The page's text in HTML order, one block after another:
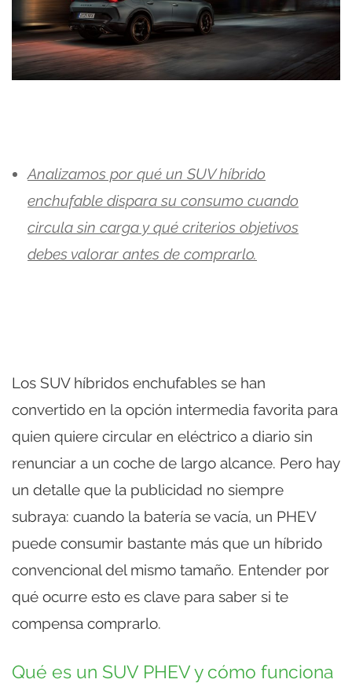
Analizamos por qué un SUV híbrido
enchufable dispara su consumo cuando
circula sin carga y qué criterios objetivos
debes valorar antes de comprarlo.
Los SUV híbridos enchufables se han
convertido en la opción intermedia favorita para
quien quiere circular en eléctrico a diario sin
renunciar a un coche de largo alcance. Pero hay
un detalle que la publicidad no siempre
subraya: cuando la batería se vacía, un PHEV
puede consumir bastante más que un híbrido
convencional del mismo tamaño. Entender por
qué ocurre esto es clave para saber si te
compensa comprarlo.
Qué es un SUV PHEV y cómo funciona